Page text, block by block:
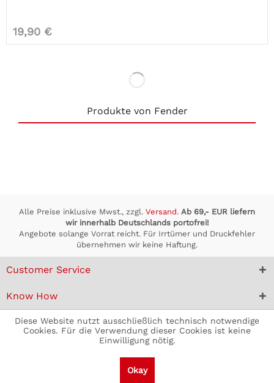
19,90 €
Produkte von Fender
Alle Preise inklusive Mwst., zzgl. Versand. Ab 69,- EUR liefern
wir innerhalb Deutschlands portofrei!
Angebote solange Vorrat reicht. Für Irrtümer und Druckfehler
übernehmen wir keine Haftung.
Customer Service
Know How
Unser Universum
Diese Website nutzt ausschließlich technisch notwendige
Cookies. Für die Verwendung dieser Cookies ist keine
Einwilligung nötig.
Okay